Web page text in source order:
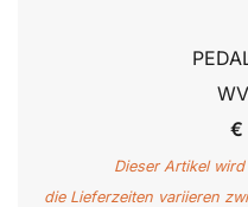
€
Dieser Artikel
die Lieferzeiten variieren